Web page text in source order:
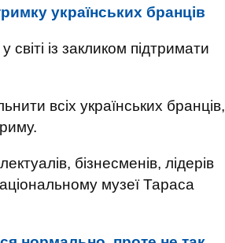
українських бранців
із закликом підтримати
всіх українських бранців,
бізнесменів, лідерів
музеї Тараса